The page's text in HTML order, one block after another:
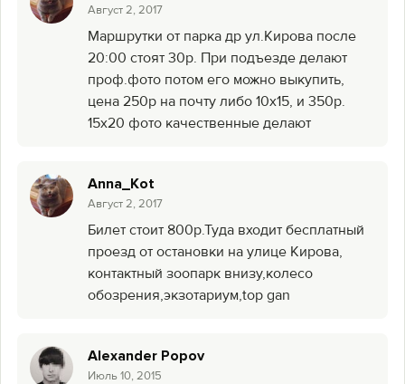
Август 2, 2017
Маршрутки от парка др ул.Кирова после
20:00 стоят 30р. При подъезде делают
проф.фото потом его можно выкупить,
цена 250р на почту либо 10х15, и 350р.
15х20 фото качественные делают
Anna_Kot
Август 2, 2017
Билет стоит 800р.Туда входит бесплатный
проезд от остановки на улице Кирова,
контактный зоопарк внизу,колесо
обозрения,экзотариум,top gan
Alexander Popov
Июль 10, 2015